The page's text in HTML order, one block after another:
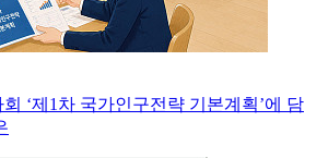
‘제1차 국가인구전략 기본계획’에 담